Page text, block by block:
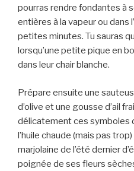
pourras rendre fondantes à
entières à la vapeur ou dans
petites minutes. Tu sauras
lorsqu’une petite pique en
dans leur chair blanche.
Prépare ensuite une
d’olive et une gousse d’ail
délicatement ces symboles
l’huile chaude (mais pas
marjolaine de l’été dernier
poignée de ses fleurs